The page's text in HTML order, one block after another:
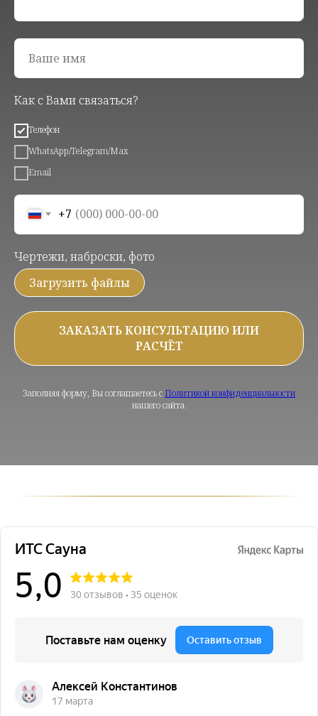
Ваше имя
Как с Вами связаться?
Телефон
WhatsApp/Telegram/Max
Email
+7
Чертежи, наброски, фото
Загрузить файлы
ЗАКАЗАТЬ КОНСУЛЬТАЦИЮ ИЛИ
РАСЧЁТ
Заполняя форму, Вы соглашаетесь с Политикой конфиденциальности
нашего сайта.